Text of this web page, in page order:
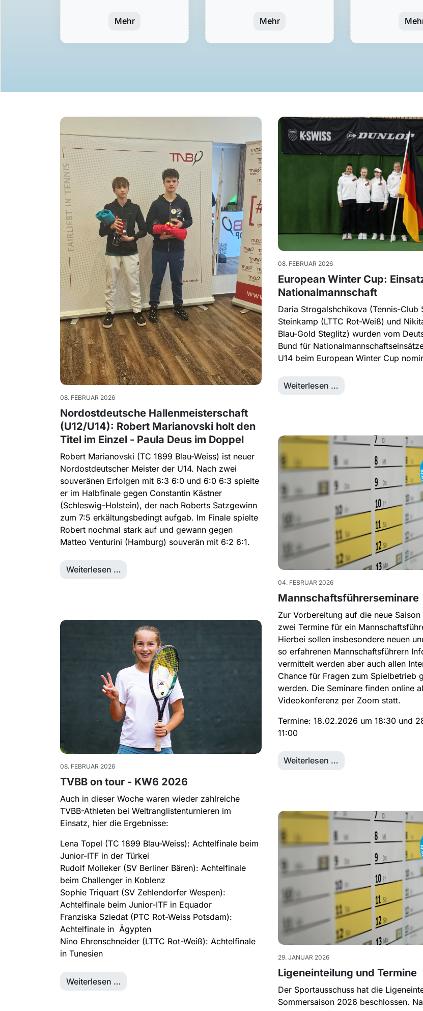
Mehr Mehr
08. FEBRUAR 2026
Nordostdeutsche Hallenmeisterschaft
(U12/U14): Robert Marianovski holt den
Titel im Einzel - Paula Deus im Doppel
Robert Marianovski (TC 1899 Blau-Weiss) ist neuer
Nordostdeutscher Meister der U14. Nach zwei
souveränen Erfolgen mit 6:3 6:0 und 6:0 6:3 spielte
er im Halbfinale gegen Constantin Kästner
(Schleswig-Holstein), der nach Roberts Satzgewinn
zum 7:5 erkältungsbedingt aufgab. Im Finale spielte
Robert nochmal stark auf und gewann gegen
Matteo Venturini (Hamburg) souverän mit 6:2 6:1.
Weiterlesen …
08. FEBRUAR 2026
European Winter Cup:
Nationalmannschaft
Daria Strogalshchikova (Tennis-Club
Steinkamp (LTTC Rot-Weiß) und
Blau-Gold Steglitz) wurden vom
Bund für
U14 beim European Winter Cup
Weiterlesen …
08. FEBRUAR 2026
TVBB on tour - KW6 2026
Auch in dieser Woche waren wieder zahlreiche
TVBB-Athleten bei Weltranglistenturnieren im
Einsatz, hier die Ergebnisse:
Lena Topel (TC 1899 Blau-Weiss): Achtelfinale beim
Junior-ITF in der Türkei
Rudolf Molleker (SV Berliner Bären): Achtelfinale
beim Challenger in Koblenz
Sophie Triquart (SV Zehlendorfer Wespen):
Achtelfinale beim Junior-ITF in Equador
Franziska Sziedat (PTC Rot-Weiss Potsdam):
Achtelfinale in Ägypten
Nino Ehrenschneider (LTTC Rot-Weiß): Achtelfinale
in Tunesien
Weiterlesen …
04. FEBRUAR 2026
Mannschaftsführerseminare
Zur Vorbereitung auf die neue
zwei Termine für ein
Hierbei sollen insbesondere neuen
so erfahrenen Mannschaftsführern
vermittelt werden aber auch allen
Chance für Fragen zum Spielbetrieb
werden. Die Seminare finden online
Videokonferenz per Zoom statt.
Termine: 18.02.2026 um 18:30 und
11:00
Weiterlesen …
29. JANUAR 2026
Ligeneinteilung und Termine
Der Sportausschuss hat die
Sommersaison 2026 beschlossen.